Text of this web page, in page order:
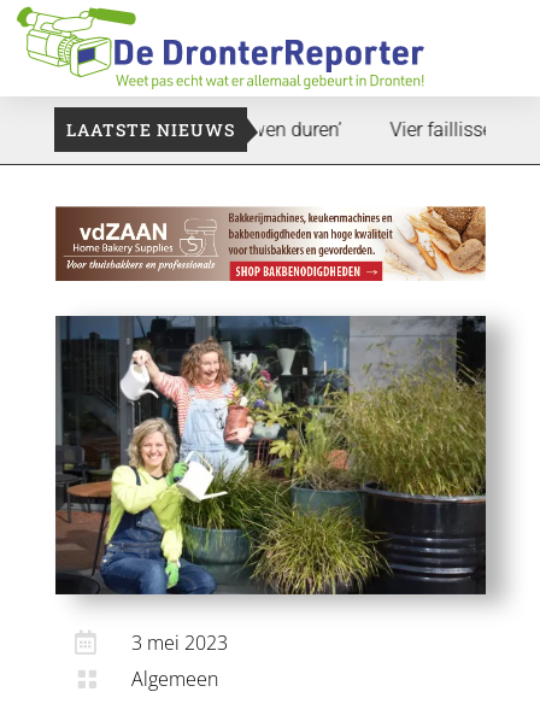
LAATSTE NIEUWS
‘Dat zal ook nog wel even duren’ Vier faillissementen
 3 mei 2023
 Algemeen